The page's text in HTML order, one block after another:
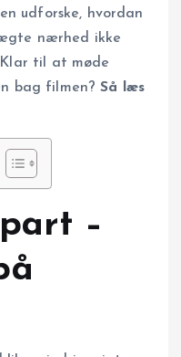
udforske, hvordan
nærhed ikke
til at møde
bag filmen?Så læs
–